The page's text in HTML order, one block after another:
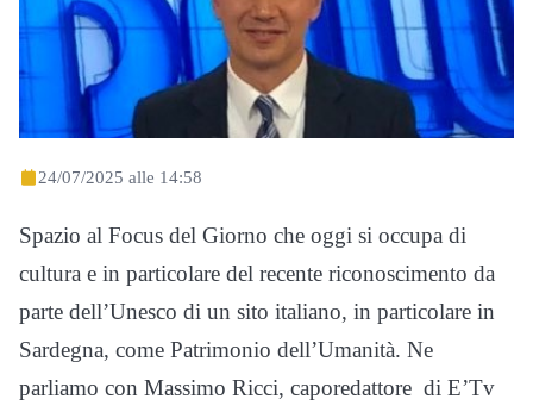
24/07/2025 alle 14:58
Spazio al Focus del Giorno che oggi si occupa di
cultura e in particolare del recente riconoscimento da
parte dell’Unesco di un sito italiano, in particolare in
Sardegna, come Patrimonio dell’Umanità. Ne
parliamo con Massimo Ricci, caporedattore di E’Tv